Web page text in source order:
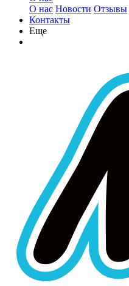
О нас Новости Отзывы
Контакты
Еще